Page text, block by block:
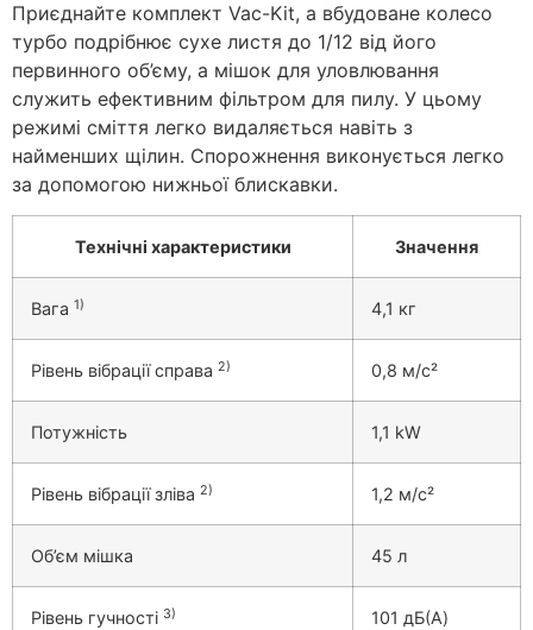
Приєднайте комплект Vac-Kit, а вбудоване колесо
турбо подрібнює сухе листя до 1/12 від його
первинного об’єму, а мішок для уловлювання
служить ефективним фільтром для пилу. У цьому
режимі сміття легко видаляється навіть з
найменших щілин. Спорожнення виконується легко
за допомогою нижньої блискавки.
Технічні характеристики Значення
Вага 1) 4,1 кг
Рівень вібрації справа 2) 0,8 м/с²
Потужність 1,1 kW
Рівень вібрації зліва 2) 1,2 м/с²
Об’єм мішка 45 л
Рівень гучності 3) 101 дБ(A)